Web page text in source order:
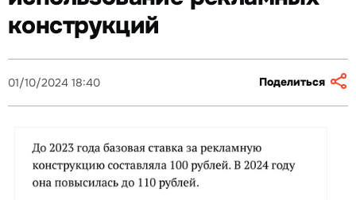
конструкций
01/10/2024 18:40 Поделиться